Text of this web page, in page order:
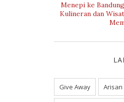
Menepi ke
Kulineran dan
Give Away Arisan